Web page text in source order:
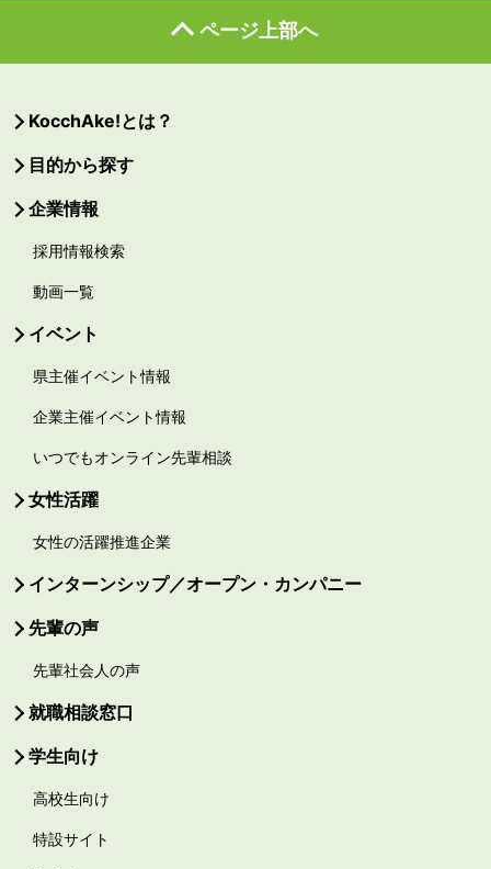
ページ上部へ
KocchAke!とは？
目的から探す
企業情報
採用情報検索
動画一覧
イベント
県主催イベント情報
企業主催イベント情報
いつでもオンライン先輩相談
女性活躍
女性の活躍推進企業
インターンシップ／オープン・カンパニー
先輩の声
先輩社会人の声
就職相談窓口
学生向け
高校生向け
特設サイト